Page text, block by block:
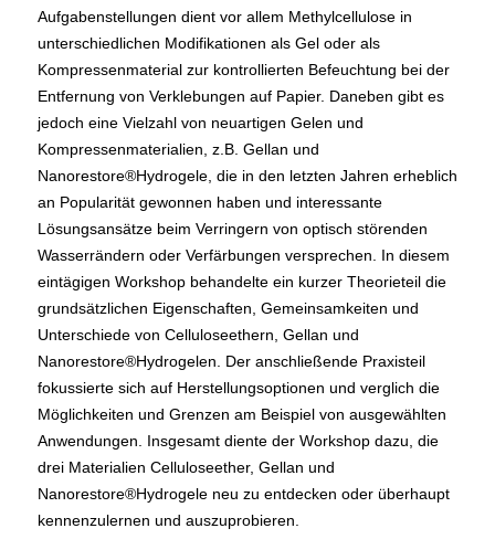
Aufgabenstellungen dient vor allem Methylcellulose in
unterschiedlichen Modifikationen als Gel oder als
Kompressenmaterial zur kontrollierten Befeuchtung bei der
Entfernung von Verklebungen auf Papier. Daneben gibt es
jedoch eine Vielzahl von neuartigen Gelen und
Kompressenmaterialien, z.B. Gellan und
Nanorestore®Hydrogele, die in den letzten Jahren erheblich
an Popularität gewonnen haben und interessante
Lösungsansätze beim Verringern von optisch störenden
Wasserrändern oder Verfärbungen versprechen. In diesem
eintägigen Workshop behandelte ein kurzer Theorieteil die
grundsätzlichen Eigenschaften, Gemeinsamkeiten und
Unterschiede von Celluloseethern, Gellan und
Nanorestore®Hydrogelen. Der anschließende Praxisteil
fokussierte sich auf Herstellungsoptionen und verglich die
Möglichkeiten und Grenzen am Beispiel von ausgewählten
Anwendungen. Insgesamt diente der Workshop dazu, die
drei Materialien Celluloseether, Gellan und
Nanorestore®Hydrogele neu zu entdecken oder überhaupt
kennenzulernen und auszuprobieren.